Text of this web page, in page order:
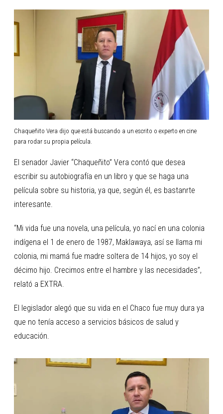
Chaqueñito Vera dijo que está buscando a un escrito o experto en cine
para rodar su propia película.
El senador Javier “Chaqueñito” Vera contó que desea
escribir su autobiografía en un libro y que se haga una
película sobre su historia, ya que, según él, es bastanrte
interesante.
“Mi vida fue una novela, una película, yo nací en una colonia
indígena el 1 de enero de 1987, Maklawaya, así se llama mi
colonia, mi mamá fue madre soltera de 14 hijos, yo soy el
décimo hijo. Crecimos entre el hambre y las necesidades”,
relató a EXTRA.
El legislador alegó que su vida en el Chaco fue muy dura ya
que no tenía acceso a servicios básicos de salud y
educación.